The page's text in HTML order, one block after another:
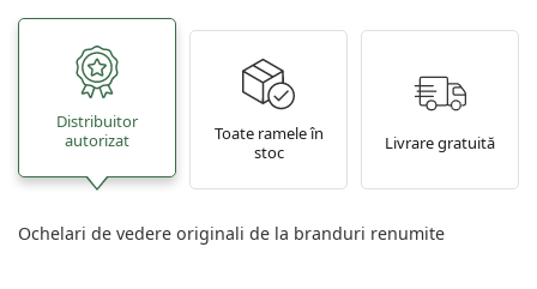
Distribuitor
autorizat
Toate ramele în
stoc
Livrare gratuită
Ochelari de vedere originali de la branduri renumite